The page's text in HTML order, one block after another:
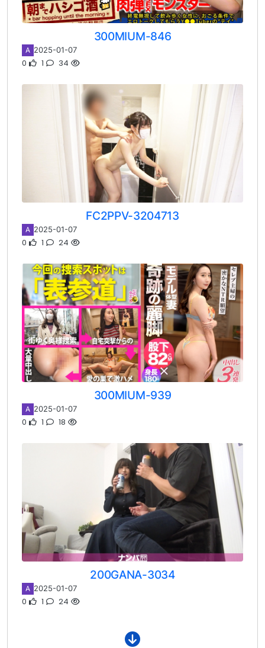
300MIUM-846
A 2025-01-07
0 1 34
FC2PPV-3204713
A 2025-01-07
0 1 24
300MIUM-939
A 2025-01-07
0 1 18
200GANA-3034
A 2025-01-07
0 1 24